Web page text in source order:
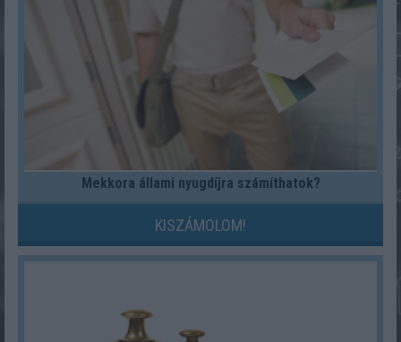
Mekkora állami nyugdíjra számíthatok?
KISZÁMOLOM!